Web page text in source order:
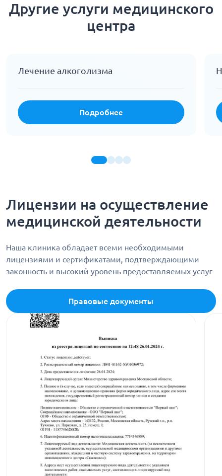
Другие услуги медицинского
центра
Лечение алкоголизма
Подробнее
Лицензии на осуществление
медицинской деятельности
Наша клиника обладает всеми необходимыми
лицензиями и сертификатами, подтверждающими
законность и высокий уровень предоставляемых услуг
Правовые документы